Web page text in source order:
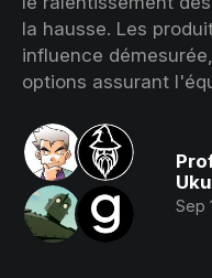
la hausse. Les
influence
options assurant
Sep